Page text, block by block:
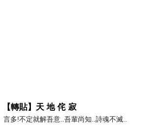
【轉貼】天 地 侘 寂
言多!不定就解吾意..吾輩尚知..詩魂不滅..